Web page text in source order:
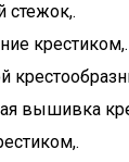
стежок,.
крестиком,.
вышивка